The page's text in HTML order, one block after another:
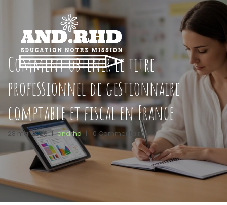
Comment obtenir le titre
professionnel de gestionnaire
comptable et fiscal en France
28 mai 2026 | andrhd | 0 Commentaires